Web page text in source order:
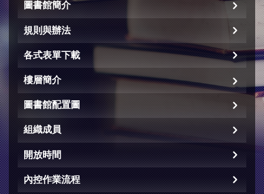
圖書館簡介
規則與辦法
各式表單下載
樓層簡介
圖書館配置圖
組織成員
開放時間
內控作業流程